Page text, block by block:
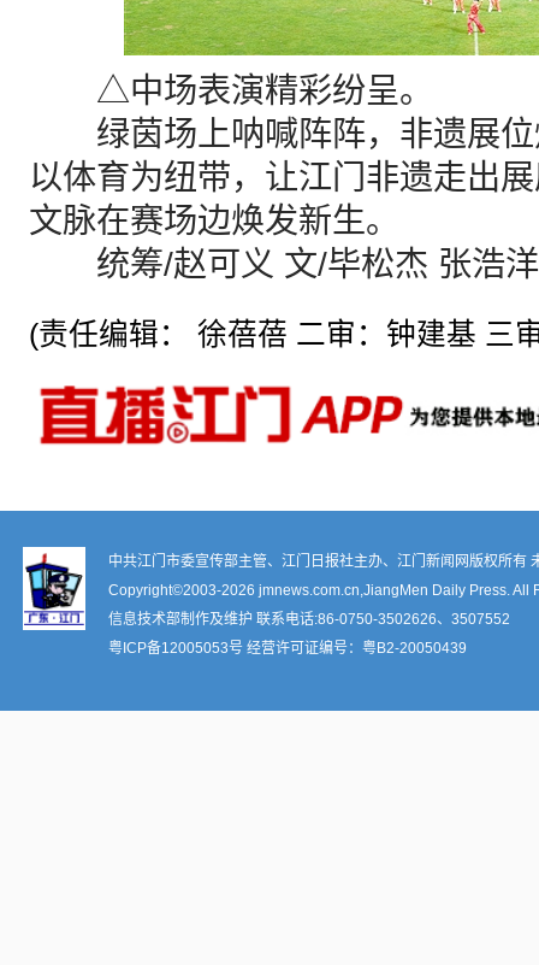
△中场表演精彩纷呈。
绿茵场上呐喊阵阵，非遗展位
以体育为纽带，让江门非遗走出
文脉在赛场边焕发新生。
统筹/赵可义 文/毕松杰 张浩洋
(责任编辑： 徐蓓蓓 二审：钟建基 三
中共江门市委宣传部主管、江门日报社主办、江门新闻网版权所有
Copyright©2003-2026 jmnews.com.cn,JiangMen Daily Press. All
信息技术部制作及维护 联系电话:86-0750-3502626、3507552
粤ICP备12005053号 经营许可证编号： 粤B2-20050439